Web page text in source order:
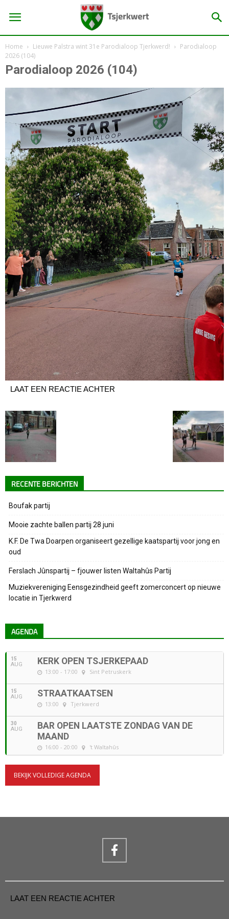
Home Lieuwe Palstra wint 31e Parodialoop Tjerkwerd!
Parodialoop
2026 (104)
Parodialoop 2026 (104)
LAAT EEN REACTIE ACHTER
RECENTE BERICHTEN
Boufak partij
Mooie zachte ballen partij 28 juni
K.F. De Twa Doarpen organiseert gezellige kaatspartij voor jong en
oud
Ferslach Jûnspartij – fjouwer listen Waltahûs Partij
Muziekvereniging Eensgezindheid geeft zomerconcert op nieuwe
locatie in Tjerkwerd
AGENDA
15
AUG KERK OPEN TSJERKEPAAD
13:00 - 17:00 Sint Petruskerk
15
AUG STRAATKAATSEN
13:00 Tjerkwerd
30
AUG
BAR OPEN LAATSTE ZONDAG VAN DE
MAAND
16:00 - 20:00 't Waltahûs
BEKIJK VOLLEDIGE AGENDA
LAAT EEN REACTIE ACHTER